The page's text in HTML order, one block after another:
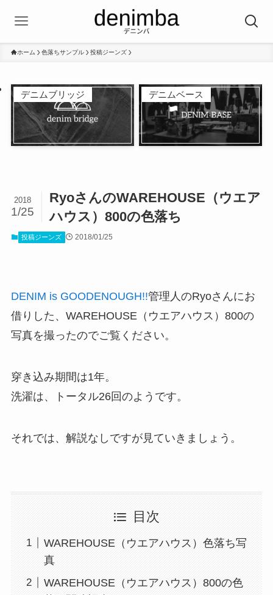
ホーム 色落ちサンプル 投稿ジーンズ
デニムブリッジ デニムベース
RyoさんのWAREHOUSE（ウエア
ハウス）800の色落ち
2018
1/25
投稿ジーンズ 2018/01/25
DENIM is GOODENOUGH!!管理人のRyoさんにお
借りした、WAREHOUSE（ウエアハウス）800の
写真を撮ったのでご覧ください。
穿き込み期間は1年。
洗濯は、トータル26回のようです。
それでは、解説なしですが見ていきましょう。
目次
WAREHOUSE（ウエアハウス）色落ち写
真
WAREHOUSE（ウエアハウス）800の色